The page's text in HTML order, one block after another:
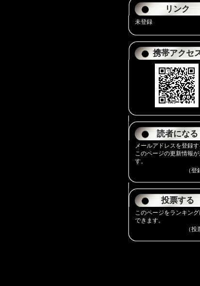
リンク
未登録
携帯アクセ
読者になる
メールアドレスを登録す
このページの更新情報が
す。
（登
投票する
このページをランキン
できます。
（投